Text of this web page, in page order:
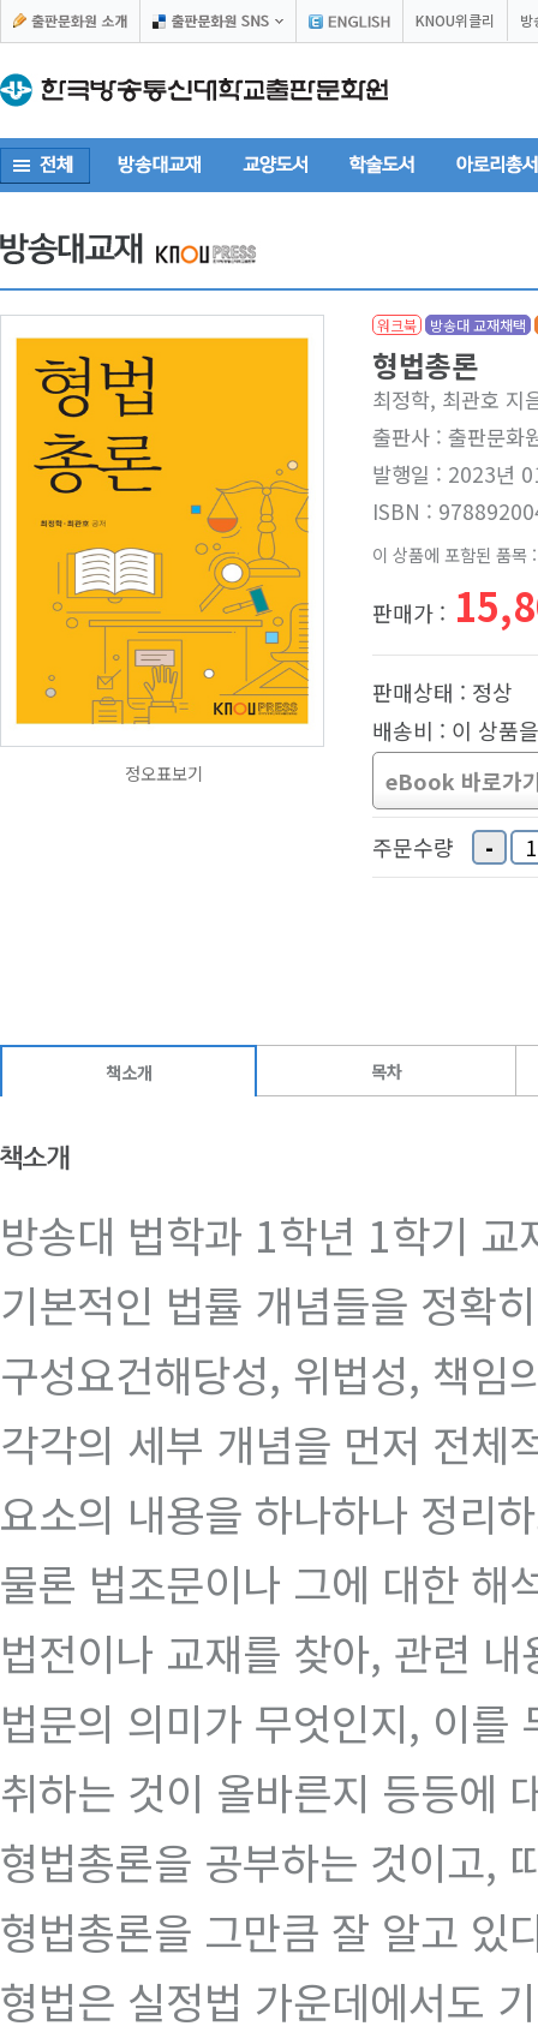
KNOU위클리 방
정오표보기
워크북 방송대 교재채택
형법총론
최정학, 최관호 지
출판사 : 출판문화
발행일 : 2023년
ISBN :
이 상품에 포함된 품목 :
판매가 :
판매상태 : 정상
배송비 : 이 상품
eBook 바로가
주문수량 -
책소개 목차
방송대 법학과 1학년 1학기
기본적인 법률 개념들을 정확
구성요건해당성, 위법성, 책임
각각의 세부 개념을 먼저 전체
요소의 내용을 하나하나 정리
물론 법조문이나 그에 대한 해
법전이나 교재를 찾아, 관련
법문의 의미가 무엇인지, 이를
취하는 것이 올바른지 등등에
형법총론을 공부하는 것이고,
형법총론을 그만큼 잘 알고 있
형법은 실정법 가운데에서도